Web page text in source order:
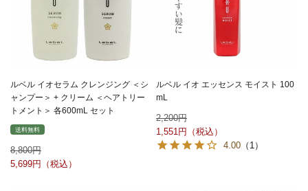
ルベル イオセラム クレンジング ＜シ
ャンプー＞ + クリーム ＜ヘアトリー
トメント＞ 各600mL セット
送料無料
8,800
5,699
ルベル イオ エッセンス モイスト 100
mL
2,200
1,551
4.00 （1）